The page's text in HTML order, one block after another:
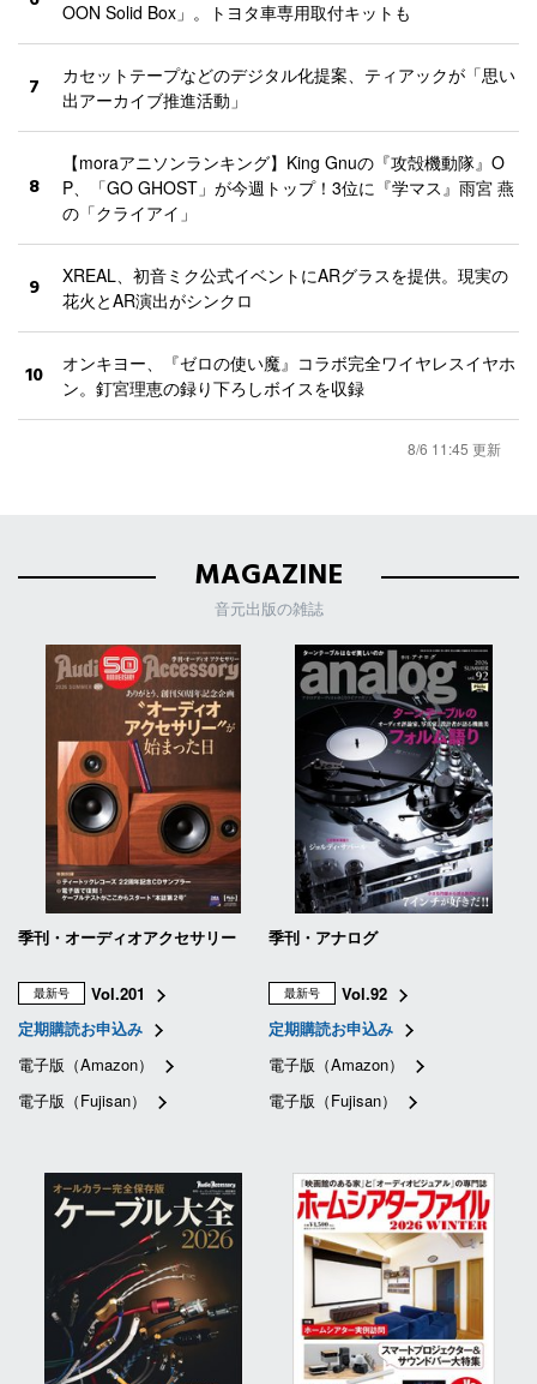
OON Solid Box」。トヨタ車専用取付キットも
7
カセットテープなどのデジタル化提案、ティアックが「思い
出アーカイブ推進活動」
8
【moraアニソンランキング】King Gnuの『攻殻機動隊』O
P、「GO GHOST」が今週トップ！3位に『学マス』雨宮 燕
の「クライアイ」
9
XREAL、初音ミク公式イベントにARグラスを提供。現実の
花火とAR演出がシンクロ
10
オンキヨー、『ゼロの使い魔』コラボ完全ワイヤレスイヤホ
ン。釘宮理恵の録り下ろしボイスを収録
8/6 11:45 更新
MAGAZINE
音元出版の雑誌
季刊・オーディオアクセサリー
最新号
Vol.201
定期購読お申込み
電子版（Amazon）
電子版（Fujisan）
季刊・アナログ
最新号
Vol.92
定期購読お申込み
電子版（Amazon）
電子版（Fujisan）